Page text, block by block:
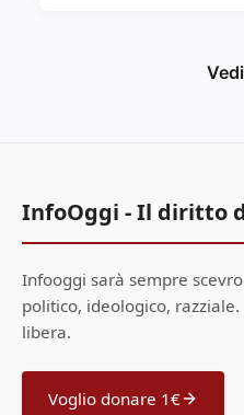
InfoOggi - Il diritto
Infooggi sarà sempre
politico, ideologico,
libera.
Voglio donare 1€